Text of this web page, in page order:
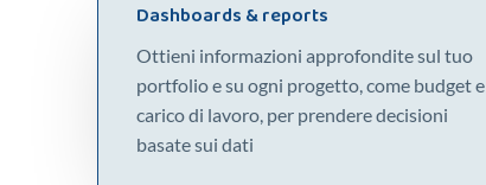
Dashboards & reports
Ottieni informazioni approfondite sul tuo
portfolio e su ogni progetto, come budget e
carico di lavoro, per prendere decisioni
basate sui dati